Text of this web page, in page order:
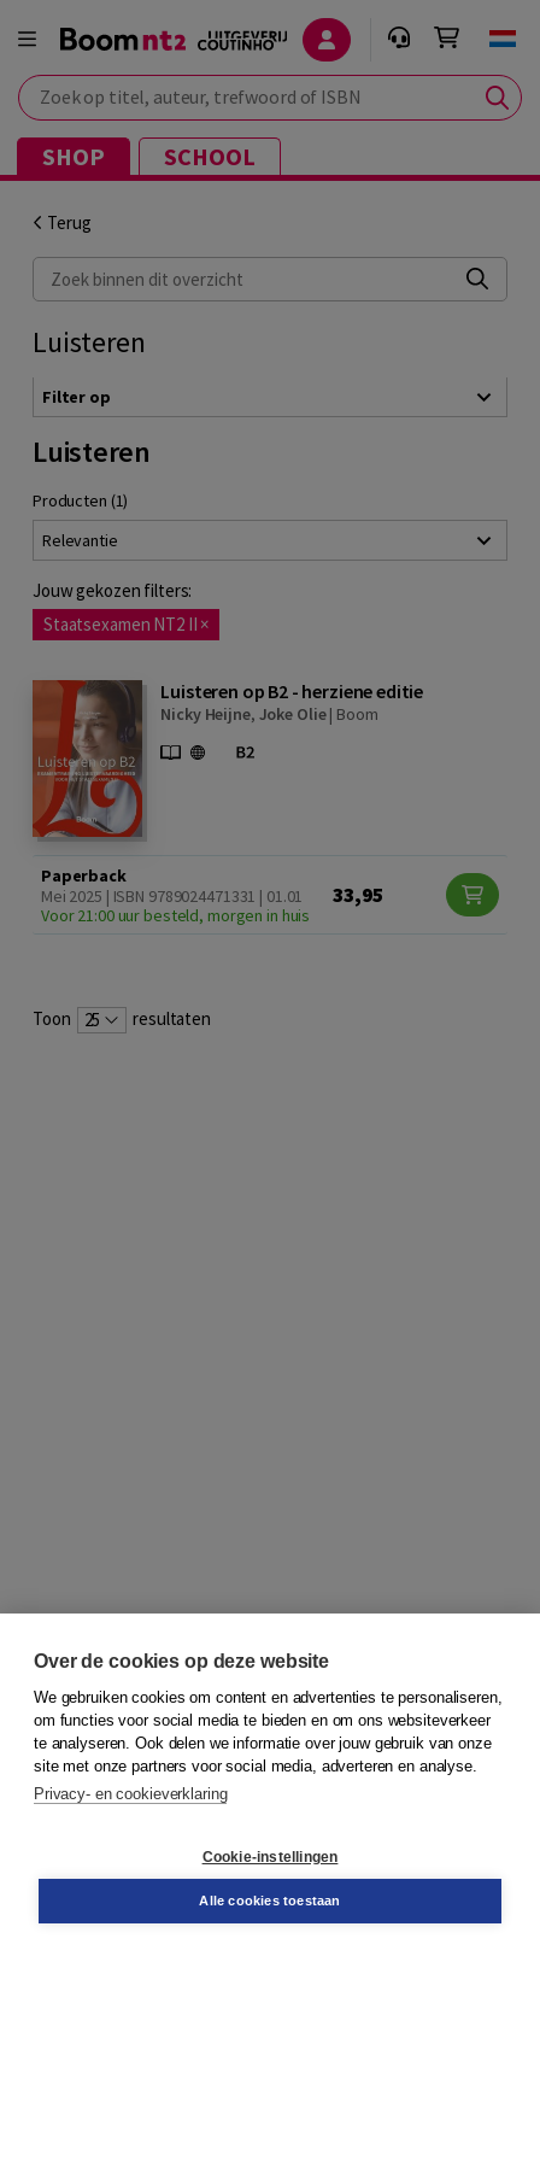
Zoek op titel, auteur, trefwoord of ISBN
SHOP SCHOOL
Terug
Zoek binnen dit overzicht
Luisteren
Filter op
Luisteren
Producten (1)
Relevantie
Jouw gekozen filters:
Staatsexamen NT2 II ×
Luisteren op B2 - herziene editie
Nicky Heijne, Joke Olie| Boom
Paperback
Mei 2025 | ISBN 9789024471331 | 01.01
Voor 21:00 uur besteld, morgen in huis
33,95
Toon 25 resultaten
© 2026Koninklijke Boom uitgevers
Bestellen
Over de cookies op deze website
We gebruiken cookies om content en advertenties te personaliseren,
om functies voor social media te bieden en om ons websiteverkeer
te analyseren. Ook delen we informatie over jouw gebruik van onze
site met onze partners voor social media, adverteren en analyse.
Privacy- en cookieverklaring
Cookie-instellingen
Alle cookies toestaan